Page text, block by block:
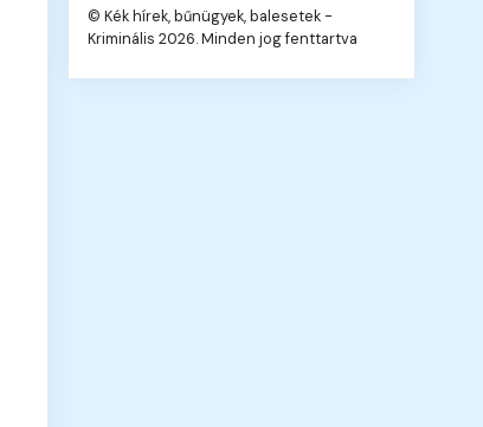
© Kék hírek, bűnügyek, balesetek -
Kriminális 2026. Minden jog fenttartva